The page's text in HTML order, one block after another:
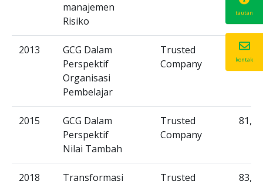
manajemen
Risiko
2013
GCG Dalam
Perspektif
Organisasi
Pembelajar
Trusted
Company
80,40
2015
GCG Dalam
Perspektif
Nilai Tambah
Trusted
Company
81,65
2018
Transformasi
Trusted
83,78
tautan
kontak